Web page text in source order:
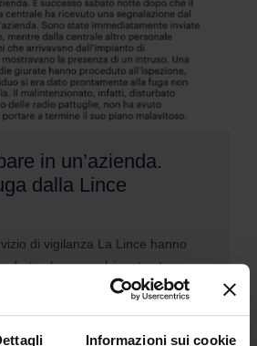
Informazioni sui cookie
in un’azienda.
dalla Lince
di vigilanza La Lince hanno
furto che un malvivente stava
in atto in un'azienda (...)